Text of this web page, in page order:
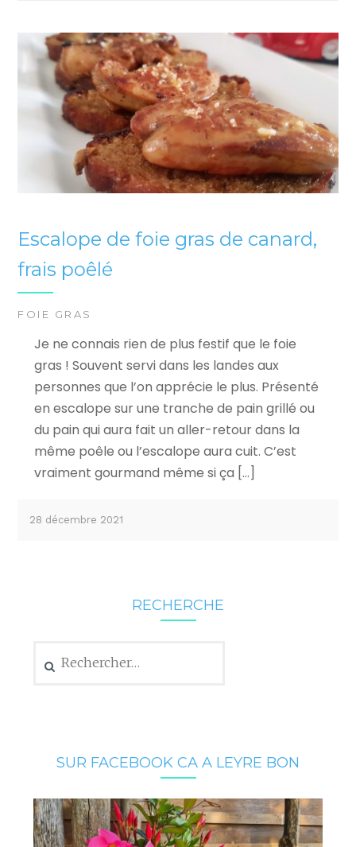
Escalope de foie gras de canard,
frais poêlé
FOIE GRAS
Je ne connais rien de plus festif que le foie
gras ! Souvent servi dans les landes aux
personnes que l’on apprécie le plus. Présenté
en escalope sur une tranche de pain grillé ou
du pain qui aura fait un aller-retour dans la
même poêle ou l’escalope aura cuit. C’est
vraiment gourmand même si ça […]
28 décembre 2021
RECHERCHE
SUR FACEBOOK CA A LEYRE BON